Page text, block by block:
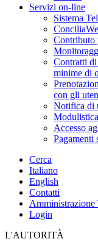
Servizi on-line
Sistema
Contributo
Contratti
minime di
con gli
Notifica di
Modulistica
Accesso
Pagamenti
Cerca
Italiano
English
Contatti
Amministrazione
Login
L'AUTORITÀ